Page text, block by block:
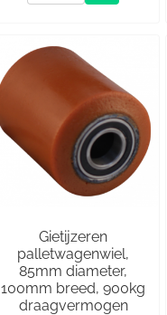
Gietijzeren
palletwagenwiel,
85mm diameter,
100mm breed, 900kg
draagvermogen